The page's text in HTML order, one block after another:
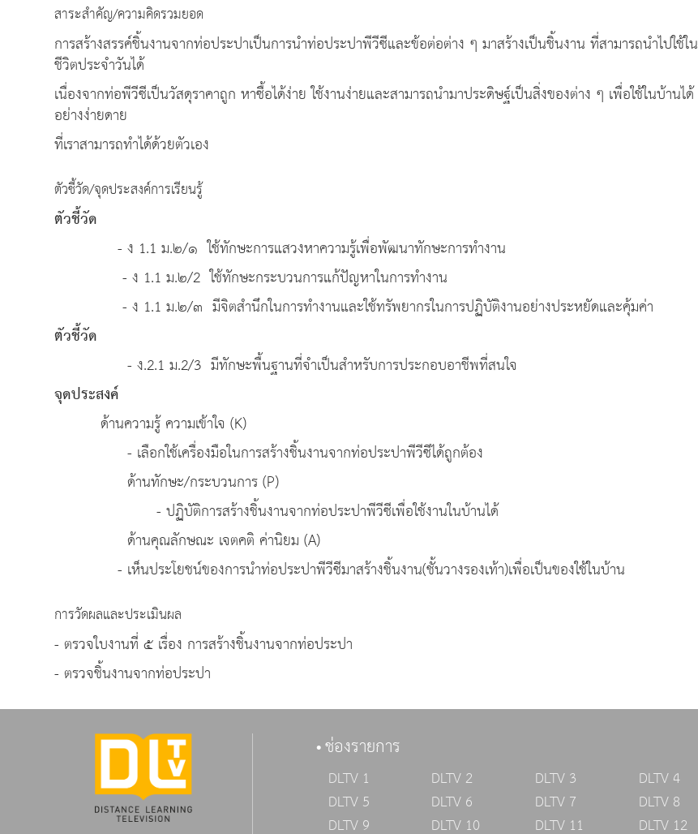
สาระสำคัญ/ความคิดรวมยอด
การสร้างสรรค์ชิ้นงานจากท่อประปาเป็นการนำท่อประปาพีวีซีและข้อต่อต่าง ๆ มาสร้างเป็นชิ้นงาน ที่สามารถนำไปใช้ใน
ชีวิตประจำวันได้
เนื่องจากท่อพีวีซีเป็นวัสดุราคาถูก หาซื้อได้ง่าย ใช้งานง่ายและสามารถนำมาประดิษฐ์เป็นสิ่งของต่าง ๆ เพื่อใช้ในบ้านได้
อย่างง่ายดาย
ที่เราสามารถทำได้ด้วยตัวเอง
ตัวชี้วัด/จุดประสงค์การเรียนรู้
ตัวชี้วัด
- ง 1.1 ม.๒/๑ ใช้ทักษะการแสวงหาความรู้เพื่อพัฒนาทักษะการทำงาน
- ง 1.1 ม.๒/2 ใช้ทักษะกระบวนการแก้ปัญหาในการทำงาน
- ง 1.1 ม.๒/๓ มีจิตสำนึกในการทำงานและใช้ทรัพยากรในการปฏิบัติงานอย่างประหยัดและคุ้มค่า
ตัวชี้วัด
- ง.2.1 ม.2/3 มีทักษะพื้นฐานที่จำเป็นสำหรับการประกอบอาชีพที่สนใจ
จุดประสงค์
ด้านความรู้ ความเข้าใจ (K)
- เลือกใช้เครื่องมือในการสร้างชิ้นงานจากท่อประปาพีวีซีได้ถูกต้อง
ด้านทักษะ/กระบวนการ (P)
- ปฏิบัติการสร้างชิ้นงานจากท่อประปาพีวีซีเพื่อใช้งานในบ้านได้
ด้านคุณลักษณะ เจตคติ ค่านิยม (A)
- เห็นประโยชน์ของการนำท่อประปาพีวีซีมาสร้างชิ้นงาน(ชั้นวางรองเท้า)เพื่อเป็นของใช้ในบ้าน
การวัดผลและประเมินผล
- ตรวจใบงานที่ ๕ เรื่อง การสร้างชิ้นงานจากท่อประปา
- ตรวจชิ้นงานจากท่อประปา
ช่องรายการ
DLTV 1 DLTV 2 DLTV 3
DLTV 4
DLTV 5
DLTV 6 DLTV 7
DLTV 8
DLTV 9
DLTV 10 DLTV 11 DLTV 12